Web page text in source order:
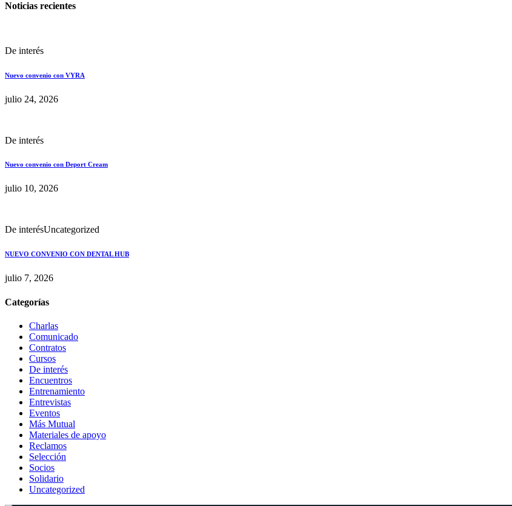
Noticias recientes
De interés
Nuevo convenio con VYRA
julio 24, 2026
De interés
Nuevo convenio con Deport Cream
julio 10, 2026
De interésUncategorized
NUEVO CONVENIO CON DENTAL HUB
julio 7, 2026
Categorías
Charlas
Comunicado
Contratos
Cursos
De interés
Encuentros
Entrenamiento
Entrevistas
Eventos
Más Mutual
Materiales de apoyo
Reclamos
Selección
Socios
Solidario
Uncategorized